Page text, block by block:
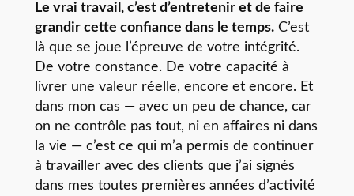
Le vrai travail, c’est d’entretenir et de faire
grandir cette confiance dans le temps.C’est
là que se joue l’épreuve de votre intégrité.
De votre constance. De votre capacité à
livrer une valeur réelle, encore et encore. Et
dans mon cas — avec un peu de chance, car
on ne contrôle pas tout, ni en affaires ni dans
la vie — c’est ce qui m’a permis de continuer
à travailler avec des clients que j’ai signés
dans mes toutes premières années d’activité